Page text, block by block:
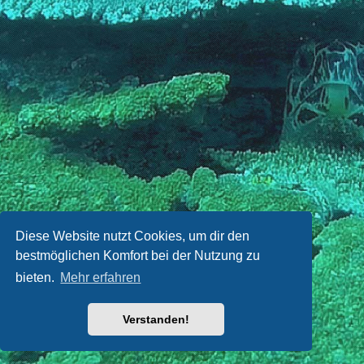
Diese Website nutzt Cookies, um dir den
bestmöglichen Komfort bei der Nutzung zu
bieten. Mehr erfahren
Verstanden!